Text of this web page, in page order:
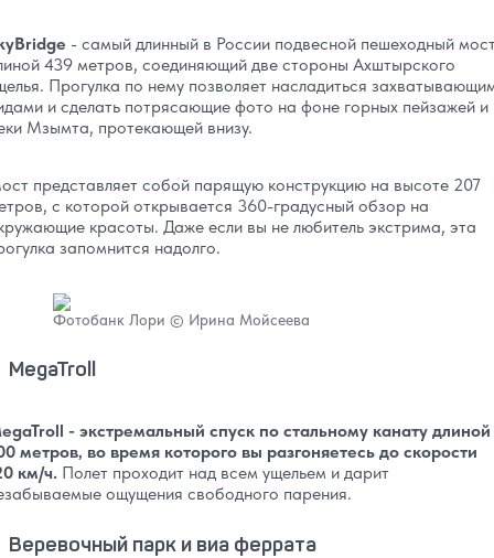
- самый длинный в России подвесной пешеходный
439 метров, соединяющий две стороны Ахштырского
Прогулка по нему позволяет насладиться
и сделать потрясающие фото на фоне горных пейзажей и
Мзымта, протекающей внизу.
представляет собой парящую конструкцию на высоте 207
с которой открывается 360-градусный обзор на
красоты. Даже если вы не любитель экстрима, эта
запомнится надолго.
Фотобанк Лори © Ирина Мойсеева
MegaTroll
- экстремальный спуск по стальному канату длиной
метров, во время которого вы разгоняетесь до скорости
км/ч. Полет проходит над всем ущельем и дарит
ощущения свободного парения.
Веревочный парк и виа феррата